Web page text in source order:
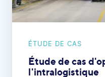
ÉTUDE DE CAS
Étude de cas
l'intralogistique